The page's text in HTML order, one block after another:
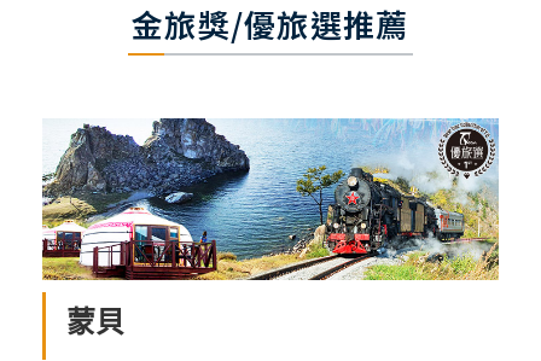
金旅獎/優旅選推薦
蒙貝